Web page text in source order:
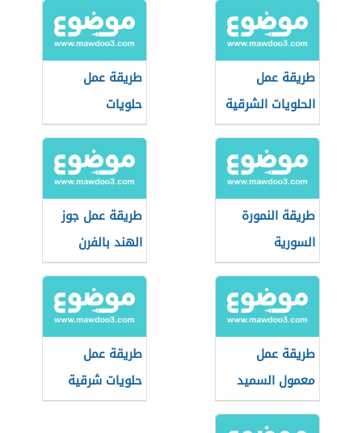
طريقة عمل
الحلويات الشرقية
طريقة عمل
حلويات
طريقة النمورة
السورية
طريقة عمل جوز
الهند بالفرن
طريقة عمل
معمول السميد
بالتمر
طريقة عمل
حلويات شرقية
بسيطة